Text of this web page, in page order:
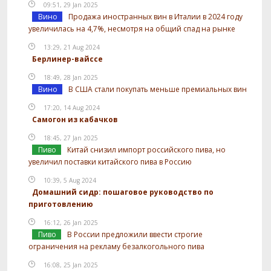
09:51, 29 Jan 2025
Вино
Продажа иностранных вин в Италии в 2024 году
увеличилась на 4,7%, несмотря на общий спад на рынке
13:29, 21 Aug 2024
Берлинер-вайссе
18:49, 28 Jan 2025
Вино В США стали покупать меньше премиальных вин
17:20, 14 Aug 2024
Самогон из кабачков
18:45, 27 Jan 2025
Пиво
Китай снизил импорт российского пива, но
увеличил поставки китайского пива в Россию
10:39, 5 Aug 2024
Домашний сидр: пошаговое руководство по
приготовлению
16:12, 26 Jan 2025
Пиво
В России предложили ввести строгие
ограничения на рекламу безалкогольного пива
16:08, 25 Jan 2025